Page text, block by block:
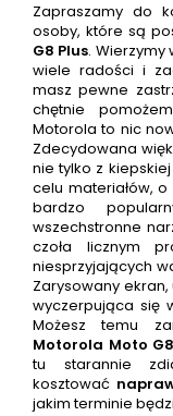
Zapraszamy do
osoby, które są
G8 Plus. Wierzymy
wiele radości i
masz pewne
chętnie
Motorola to nic
Zdecydowana
nie tylko z
celu materiałów,
bardzo
wszechstronne
czoła licznym
niesprzyjających
Zarysowany
wyczerpująca się
Możesz temu
Motorola Moto
tu starannie
kosztować
jakim terminie